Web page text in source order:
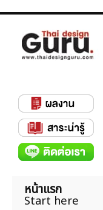
หน้าแรก
Start here